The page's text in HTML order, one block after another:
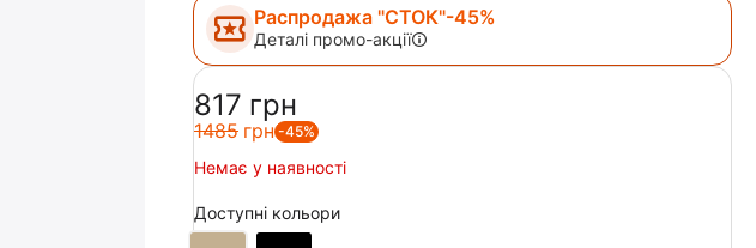
Распродажа "СТОК"-45%
Деталі промо-акції
‍817‍ грн
‍1485‍ грн -45%
Немає у наявності
Доступні кольори